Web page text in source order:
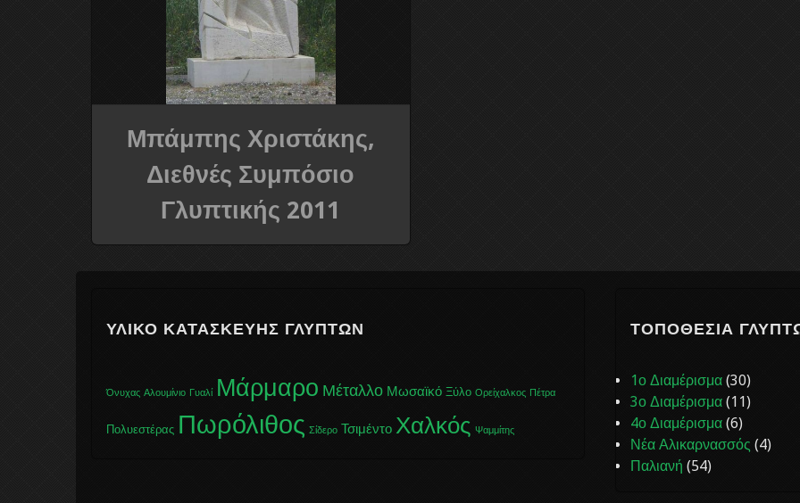
Μπάμπης Χριστάκης,
Διεθνές Συμπόσιο
Γλυπτικής 2011
ΥΛΙΚΌ ΚΑΤΑΣΚΕΥΉΣ ΓΛΥΠΤΏΝ
Όνυχας Αλουμίνιο Γυαλί Μάρμαρο Μέταλλο Μωσαϊκό Ξύλο Ορείχαλκος Πέτρα
Πολυεστέρας Πωρόλιθος Σίδερο Τσιμέντο Χαλκός Ψαμμίτης
ΤΟΠΟΘΕΣΊΑ
1ο Διαμέρισμα(30)
3ο Διαμέρισμα(11)
4ο Διαμέρισμα(6)
Νέα Αλικαρνασσός (4)
Παλιανή (54)